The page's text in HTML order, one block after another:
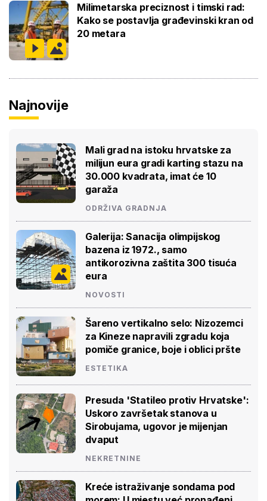
Milimetarska preciznost i timski rad:
Kako se postavlja građevinski kran od
20 metara
Najnovije
Mali grad na istoku hrvatske za
milijun eura gradi karting stazu na
30.000 kvadrata, imat će 10
garaža
ODRŽIVA GRADNJA
Galerija: Sanacija olimpijskog
bazena iz 1972., samo
antikorozivna zaštita 300 tisuća
eura
NOVOSTI
Šareno vertikalno selo: Nizozemci
za Kineze napravili zgradu koja
pomiče granice, boje i oblici pršte
ESTETIKA
Presuda 'Statileo protiv Hrvatske':
Uskoro završetak stanova u
Sirobujama, ugovor je mijenjan
dvaput
NEKRETNINE
Kreće istraživanje sondama pod